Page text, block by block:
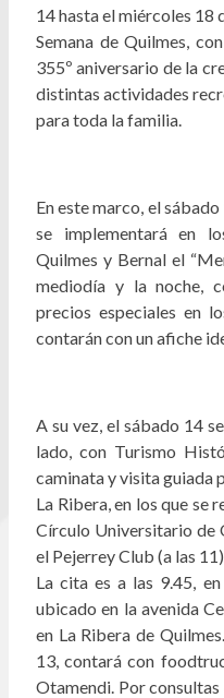
14 hasta el miércoles 18
Semana de Quilmes,
355º aniversario de la
distintas actividades
para toda la familia.
En este marco, el
se implementará en
Quilmes y Bernal el
mediodía y la noche,
precios especiales en
contarán con un afiche
A su vez, el sábado 14
lado, con Turismo
caminata y visita guiada
La Ribera, en los que se
Círculo Universitario de
el Pejerrey Club (a las
La cita es a las 9.45,
ubicado en la avenida
en La Ribera de
13, contará con
Otamendi. Por